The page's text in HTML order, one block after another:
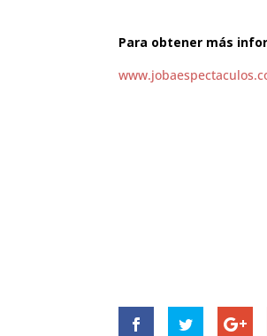
Para obtener más